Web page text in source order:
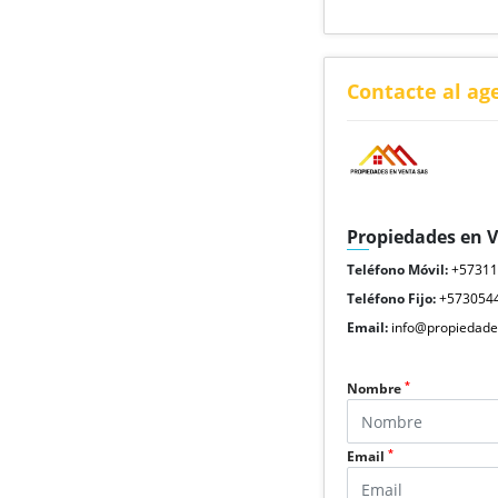
Contacte al
Propiedades en
Teléfono Móvil:
Teléfono Fijo:
Email:
Nombre*
Email*